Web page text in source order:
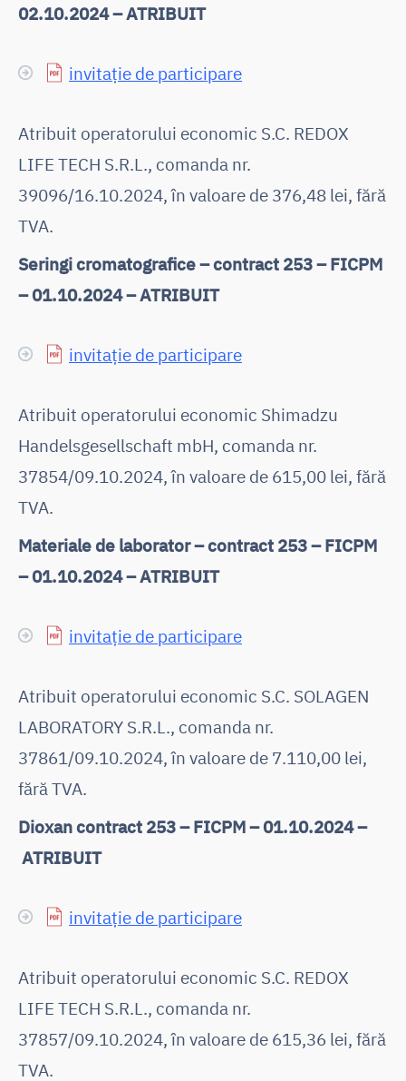
02.10.2024 – ATRIBUIT
invitație de participare
Atribuit operatorului economic S.C. REDOX
LIFE TECH S.R.L., comanda nr.
39096/16.10.2024, în valoare de 376,48 lei, fără
TVA.
Seringi cromatografice – contract 253 – FICPM
– 01.10.2024 – ATRIBUIT
invitație de participare
Atribuit operatorului economic Shimadzu
Handelsgesellschaft mbH, comanda nr.
37854/09.10.2024, în valoare de 615,00 lei, fără
TVA.
Materiale de laborator – contract 253 – FICPM
– 01.10.2024 – ATRIBUIT
invitație de participare
Atribuit operatorului economic S.C. SOLAGEN
LABORATORY S.R.L., comanda nr.
37861/09.10.2024, în valoare de 7.110,00 lei,
fără TVA.
Dioxan contract 253 – FICPM – 01.10.2024 –
ATRIBUIT
invitație de participare
Atribuit operatorului economic S.C. REDOX
LIFE TECH S.R.L., comanda nr.
37857/09.10.2024, în valoare de 615,36 lei, fără
TVA.